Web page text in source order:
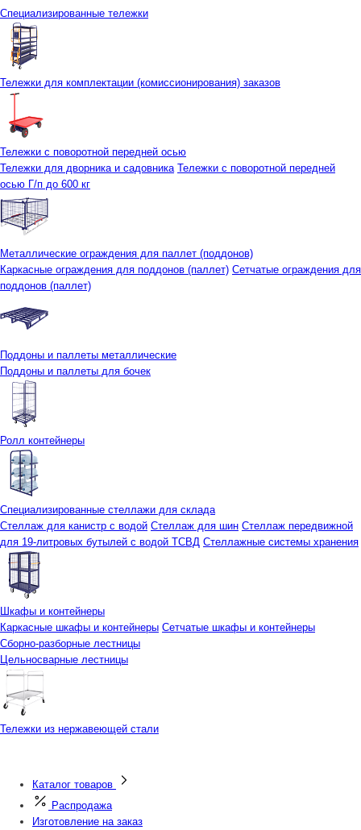
Специализированные тележки
Тележки для комплектации (комиссионирования) заказов
Тележки с поворотной передней осью
Тележки для дворника и садовника Тележки с поворотной передней
осью Г/п до 600 кг
Металлические ограждения для паллет (поддонов)
Каркасные ограждения для поддонов (паллет) Сетчатые ограждения для
поддонов (паллет)
Поддоны и паллеты металлические
Поддоны и паллеты для бочек
Ролл контейнеры
Специализированные стеллажи для склада
Стеллаж для канистр с водой Стеллаж для шин Стеллаж передвижной
для 19-литровых бутылей с водой ТСВД Стеллажные системы хранения
Шкафы и контейнеры
Каркасные шкафы и контейнеры Сетчатые шкафы и контейнеры
Сборно-разборные лестницы
Цельносварные лестницы
Тележки из нержавеющей стали
Каталог товаров
Распродажа
Изготовление на заказ